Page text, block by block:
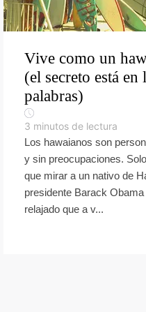
Vive como un
(el secreto está en
palabras)
3 minutos de lectura
Los hawaianos son
y sin preocupaciones.
que mirar a un nativo de
presidente Barack Obama
relajado que a v...